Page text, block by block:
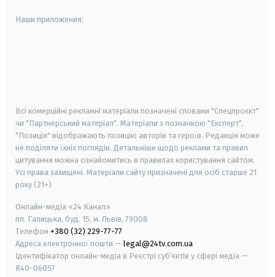
Наши приложения:
Всі комерційні рекламні матеріали позначені словами "Спецпроєкт"
чи "Партнерський матеріал". Матеріали з позначкою "Експерт",
"Позиція" відображають позицію авторів та героїв. Редакція може
не поділяти їхніх поглядів. Детальніше щодо реклами та правил
цитування можна ознайомитись в правилах користування сайтом.
Усі права захищені. Матеріали сайту призначені для осіб старше 21
року (21+)
Онлайн-медіа «24 Канал»
пл. Галицька, буд. 15, м. Львів, 79008
Телефон +380 (32) 229-77-77
Адреса електронної пошти — legal@24tv.com.ua
Ідентифікатор онлайн-медіа в Реєстрі суб'єктів у сфері медіа —
R40-06057